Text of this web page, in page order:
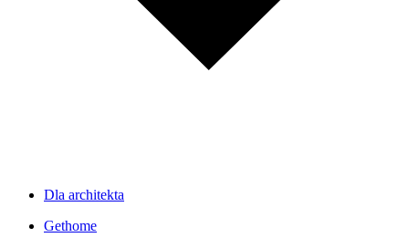
Dla architekta
Gethome